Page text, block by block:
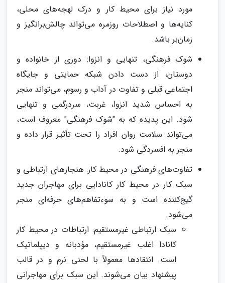
مورد نیاز برای محیط کار و درک لهجه‌های محلی،
کنایه‌ها و اصطلاحات روزمره می‌تواند چالش‌برانگیز و
زمان‌بر باشد.
شوک فرهنگی، تنهایی و انزوا: دوری از خانواده و
دوستان، از دست دادن شبکه حمایتی و جایگاه
اجتماعی قبلی و تفاوت در آداب و رسوم، می‌تواند منجر
به احساس شدید انزوا، غربت، سردرگمی و تنهایی
شود. این پدیده که به "شوک فرهنگی" معروف است،
می‌تواند سلامت روان افراد را تحت تأثیر قرار داده و
منجر به افسردگی شود.
تفاوت‌های فرهنگی در محیط کار: هنجارهای ارتباطی و
سبک کار در محیط کار کانادایی برای مهاجران جدید
گیج‌کننده است و به سوءتفاهم‌های حرفه‌ای منجر
می‌شود.
سبک ارتباطی غیرمستقیم: ارتباطات در محیط کار
کانادا اغلب غیرمستقیم، مؤدبانه و دیپلماتیک
است. انتقادها معمولاً با لحنی نرم و در قالب
پیشنهاد بیان می‌شوند. این سبک برای مهاجرانی